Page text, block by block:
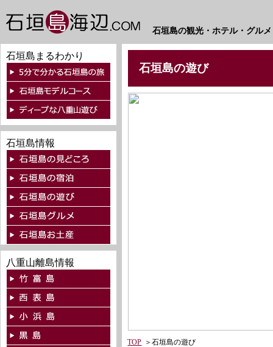
石垣島の観光・ホテル・グル
石垣島まるわかり
石垣島情報
八重山離島情報
石垣島の遊び
TOP ＞石垣島の遊び